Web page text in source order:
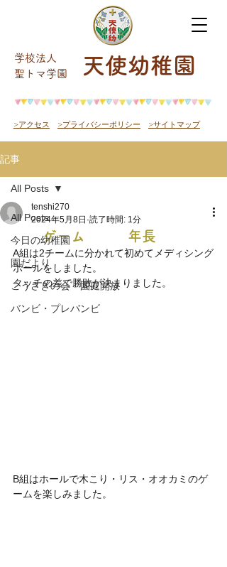
天使幼稚園
学校法人
​聖トマ学園
>アクセス >プライバシーポリシー >サイトマップ
記事
All Posts
今日の幼稚園
園だより
こうさぎの会・園庭開放
バンビ・プレバンビ
All Posts
ゲーム 年長
tenshi270
2024年5月8日 読了時間: 1分
A組は2チームに分かれて初めてメディシング
ボールをしました。
タッチの差で勝敗が決まりました。
B組はホールで木こり・リス・オオカミのゲ
ームを楽しみました。